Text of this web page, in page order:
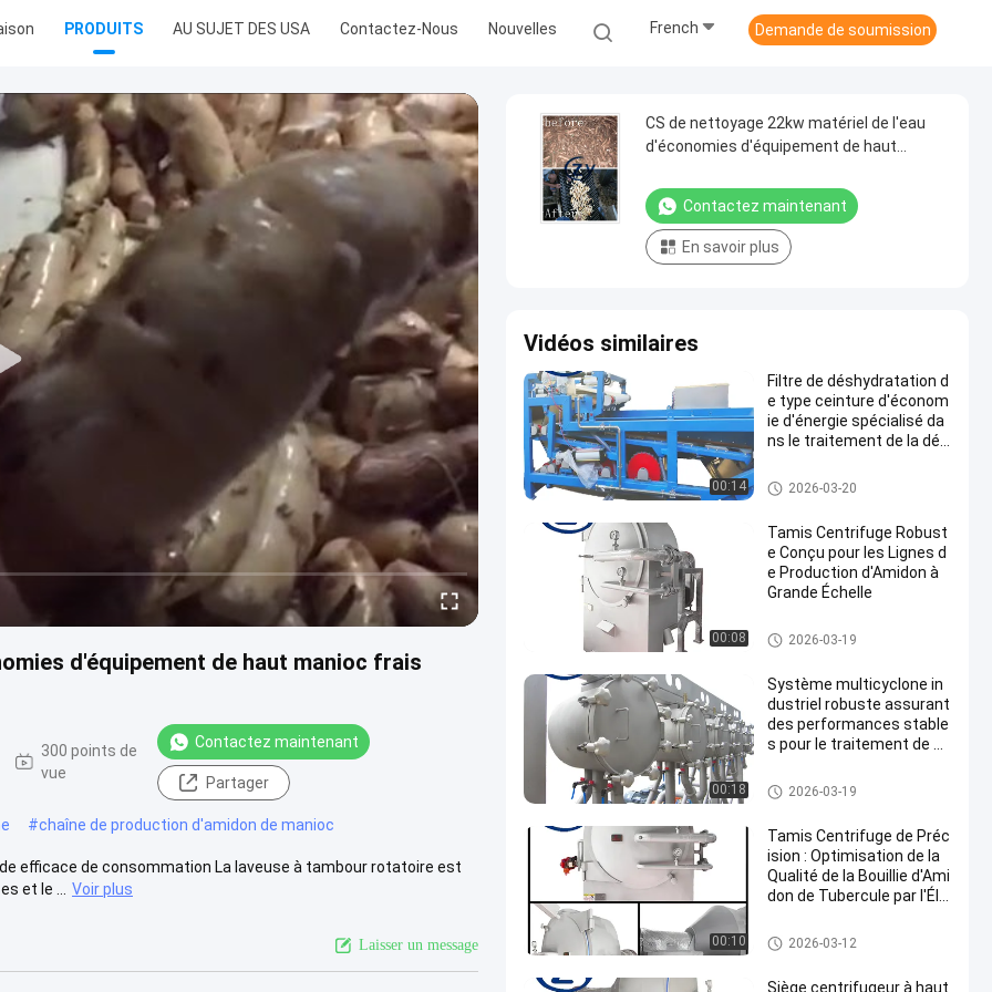
PRODUITS AU SUJET DES USA Contactez-Nous Nouvelles French Demande de soumission
d'équipement de haut manioc frais
300 points de
vue
Contactez maintenant
Partager
#chaîne de production d'amidon de manioc
efficace de consommation La laveuse à tambour rotatoire est
et le ...
Voir plus
Laisser un message
CS de nettoyage 22kw matériel de l'eau
d'économies d'équipement de haut
Contactez maintenant
En savoir plus
Vidéos similaires
00:14
Filtre de déshydratation d
e type ceinture d'économ
ie d'énergie spécialisé da
ns le traitement de la dés
manioc
Machine de développement d'a
midon de manioc
2026-03-20
00:08
Tamis Centrifuge Robust
e Conçu pour les Lignes d
e Production d'Amidon à
Grande Échelle
Machine de développement d'a
midon de manioc
2026-03-19
00:18
Système multicyclone in
dustriel robuste assurant
des performances stable
s pour le traitement de m
Machine de développement d'a
midon de manioc
2026-03-19
00:10
Tamis Centrifuge de Préc
ision : Optimisation de la
Qualité de la Bouillie d'Ami
don de Tubercule par l'Éli
ts Fibreux Fins
Machine de développement d'a
midon de manioc
2026-03-12
Siège centrifugeur à haut